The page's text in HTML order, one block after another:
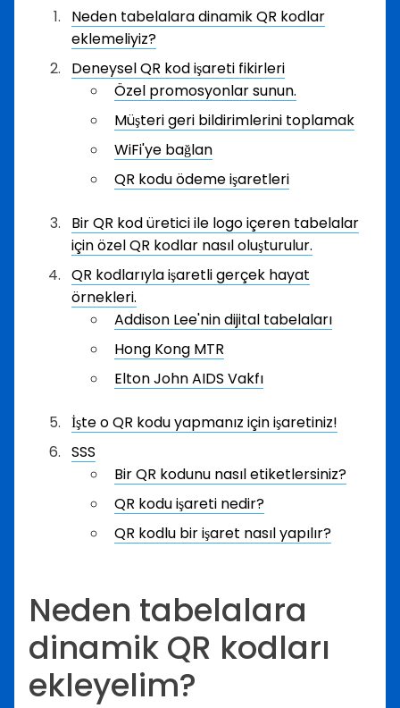
Neden tabelalara dinamik QR kodlar
eklemeliyiz?
Deneysel QR kod işareti fikirleri
Özel promosyonlar sunun.
Müşteri geri bildirimlerini toplamak
WiFi'ye bağlan
QR kodu ödeme işaretleri
Bir QR kod üretici ile logo içeren tabelalar
için özel QR kodlar nasıl oluşturulur.
QR kodlarıyla işaretli gerçek hayat
örnekleri.
Addison Lee'nin dijital tabelaları
Hong Kong MTR
Elton John AIDS Vakfı
İşte o QR kodu yapmanız için işaretiniz!
SSS
Bir QR kodunu nasıl etiketlersiniz?
QR kodu işareti nedir?
QR kodlu bir işaret nasıl yapılır?
Neden tabelalara
dinamik QR kodları
ekleyelim?